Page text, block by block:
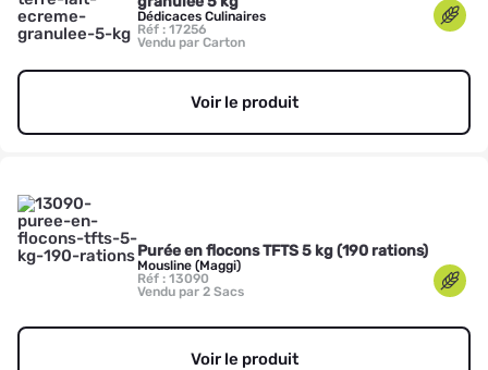
Dédicaces Culinaires
Réf : 17256
Vendu par Carton
Voir le produit
Purée en flocons TFTS 5 kg (190 rations)
Mousline (Maggi)
Réf : 13090
Vendu par 2 Sacs
Voir le produit